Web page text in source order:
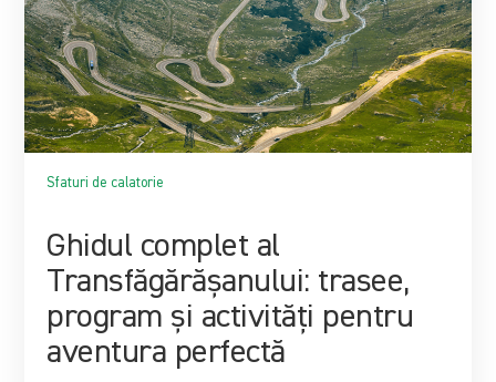
Sfaturi de calatorie
Ghidul complet al
Transfăgărășanului: trasee,
program și activități pentru
aventura perfectă